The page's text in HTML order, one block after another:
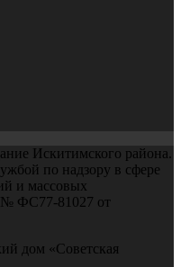
Искитимского района.
по надзору в сфере
и массовых
№ ФС77-81027 от
дом «Советская